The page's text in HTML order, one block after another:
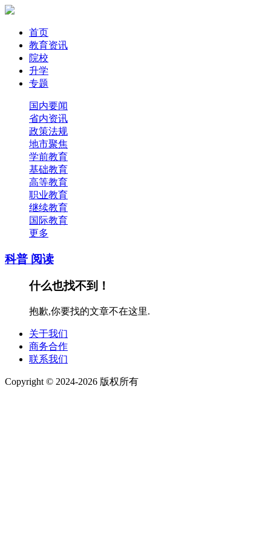
首页
教育资讯
院校
升学
专题
国内要闻
省内资讯
政策法规
地市聚焦
学前教育
基础教育
高等教育
职业教育
继续教育
国际教育
更多
科普 阅读
什么也找不到！
抱歉,你要找的文章不在这里.
关于我们
商务合作
联系我们
Copyright © 2024-2026 版权所有